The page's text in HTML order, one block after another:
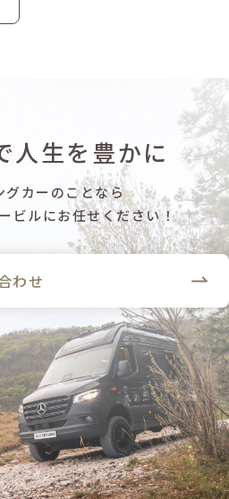
人生を豊かに
グカーのことなら
ビルにお任せください！
わせ